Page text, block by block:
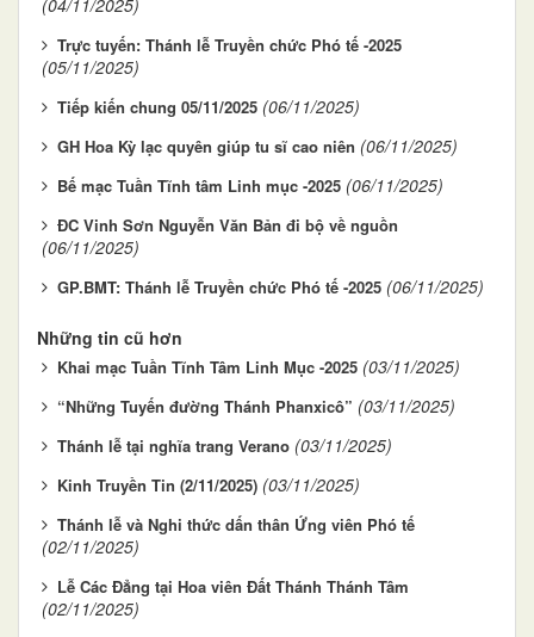
(04/11/2025)
Trực tuyến: Thánh lễ Truyền chức Phó tế -2025
(05/11/2025)
Tiếp kiến chung 05/11/2025 (06/11/2025)
GH Hoa Kỳ lạc quyên giúp tu sĩ cao niên (06/11/2025)
Bế mạc Tuần Tĩnh tâm Linh mục -2025 (06/11/2025)
ĐC Vinh Sơn Nguyễn Văn Bản đi bộ về nguồn
(06/11/2025)
GP.BMT: Thánh lễ Truyền chức Phó tế -2025 (06/11/2025)
Những tin cũ hơn
Khai mạc Tuần Tĩnh Tâm Linh Mục -2025 (03/11/2025)
“Những Tuyến đường Thánh Phanxicô” (03/11/2025)
Thánh lễ tại nghĩa trang Verano (03/11/2025)
Kinh Truyền Tin (2/11/2025) (03/11/2025)
Thánh lễ và Nghi thức dấn thân Ứng viên Phó tế
(02/11/2025)
Lễ Các Đẳng tại Hoa viên Đất Thánh Thánh Tâm
(02/11/2025)